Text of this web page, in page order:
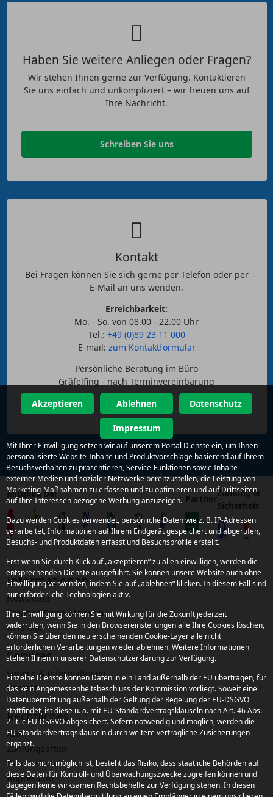
Haben Sie weitere Anliegen oder Fragen?
Wir stehen Ihnen gerne zur Verfügung. Kontaktieren
Sie uns einfach und unkompliziert – wir freuen uns auf
Ihre Nachricht.
Schreiben Sie uns
Kontakt
Bei Fragen können Sie sich gerne per Telefon oder per
E-Mail an uns wenden.
Erreichbarkeit:
Mo. - So. von 08.00 - 22.00 Uhr
Tel.: +49 (0)89 23 11 000
E-mail: zum Kontaktformular
Persönliche Beratung im Büro
Gräfelfing - nach Terminvereinbarung
Mitglied bei Partner
Zahlung &
Sicherheit
Informationen
Newsletter
Kroatien Reise-Magazin
Kataloge
Services
Service & Informationen
Kontakt
Rechtliches
AGB
Zahlungsarten
Datenschutz
Impressum
Akzeptieren Ablehnen Datenschutz
Impressum
Mit Ihrer Einwilligung setzen wir auf unserem Portal Dienste ein, um Ihnen
personalisierte Website-Inhalte und Produktvorschläge basierend auf Ihrem
Besuchsverhalten zu präsentieren, Service-Funktionen sowie Inhalte
externer Medien und sozialer Netzwerke bereitzustellen, die Leistung von
Marketing-Maßnahmen zu erfassen und zu optimieren und auf Drittseiten
auf Ihre Interessen bezogene Werbung anzuzeigen.
Dazu werden Cookies verwendet, persönliche Daten wie z. B. IP-Adressen
verarbeitet, Informationen auf Ihrem Endgerät gespeichert und abgerufen,
Besuchs- und Produktdaten erfasst und Besuchsprofile erstellt.
Erst wenn Sie durch Klick auf „akzeptieren“ zu allen einwilligen, werden die
entsprechenden Dienste ausgeführt. Sie können unsere Website auch ohne
Einwilligung verwenden, indem Sie auf „ablehnen“ klicken. In diesem Fall sind
nur erforderliche Technologien aktiv.
Ihre Einwilligung können Sie mit Wirkung für die Zukunft jederzeit
widerrufen, wenn Sie in den Browsereinstellungen alle Ihre Cookies löschen,
können Sie über den neu erscheinenden Cookie-Layer alle nicht
erforderlichen Verarbeitungen wieder ablehnen. Weitere Informationen
stehen Ihnen in unserer Datenschutzerklärung zur Verfügung.
Einzelne Dienste können Daten in ein Land außerhalb der EU übertragen, für
das kein Angemessenheitsbeschluss der Kommission vorliegt. Soweit eine
Datenübermittlung außerhalb der Geltung der Regelung der EU-DSGVO
stattfindet, ist diese u. a. mit EU-Standardvertragsklauseln nach Art. 46 Abs.
2 lit. c EU-DSGVO abgesichert. Sofern notwendig und möglich, werden die
EU-Standardvertragsklauseln durch weitere vertragliche Zusicherungen
ergänzt.
Falls das nicht möglich ist, besteht das Risiko, dass staatliche Behörden auf
diese Daten für Kontroll- und Überwachungszwecke zugreifen können und
dagegen keine wirksamen Rechtsbehelfe zur Verfügung stehen. In diesen